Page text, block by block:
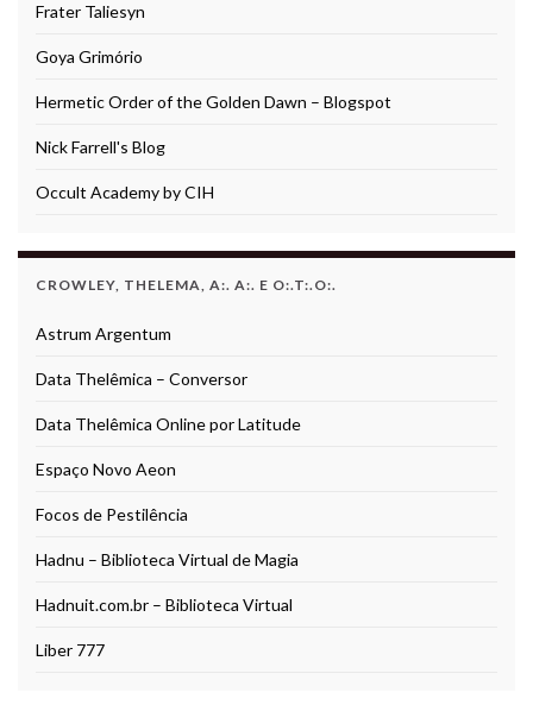
Frater Taliesyn
Goya Grimório
Hermetic Order of the Golden Dawn – Blogspot
Nick Farrell's Blog
Occult Academy by CIH
CROWLEY, THELEMA, A:. A:. E O:.T:.O:.
Astrum Argentum
Data Thelêmica – Conversor
Data Thelêmica Online por Latitude
Espaço Novo Aeon
Focos de Pestilência
Hadnu – Biblioteca Virtual de Magia
Hadnuit.com.br – Biblioteca Virtual
Liber 777